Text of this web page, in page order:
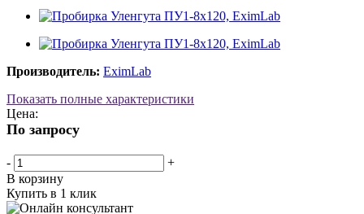
Производитель: EximLab
Показать полные характеристики
Цена:
По запросу
-
+
В корзину
Купить в 1 клик